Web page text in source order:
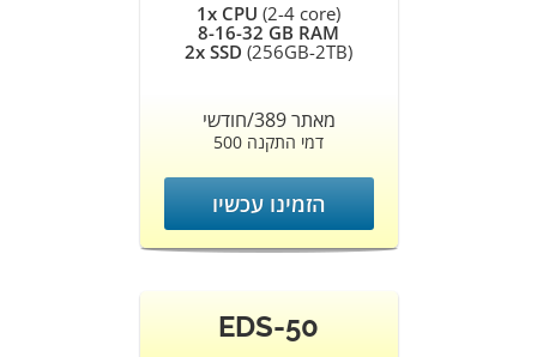
1x CPU (2-4 core)
8-16-32 GB RAM
2x SSD (256GB-2TB)
מאתר 389/חודשי
500 דמי התקנה
הזמינו עכשיו
EDS-50